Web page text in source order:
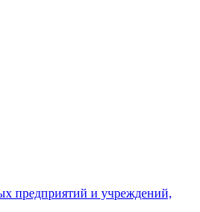
предприятий и учреждений,